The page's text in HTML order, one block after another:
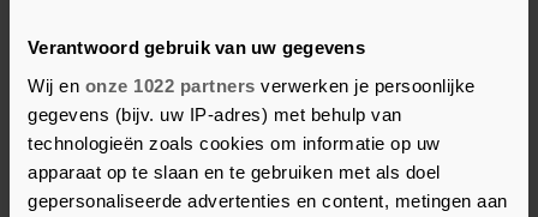
Verantwoord gebruik van uw gegevens
Wij en onze 1022 partners verwerken je persoonlijke
gegevens (bijv. uw IP-adres) met behulp van
technologieën zoals cookies om informatie op uw
apparaat op te slaan en te gebruiken met als doel
gepersonaliseerde advertenties en content, metingen aan
dinsdag en woensdag gaststad van de jaarlijkse
NAVO-top. In de aanloop naar de top was al
gewaarschuwd voor cyberaanvallen.